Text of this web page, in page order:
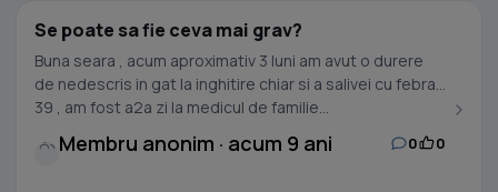
Se poate sa fie ceva mai grav?
Buna seara , acum aproximativ 3 luni am avut o durere
de nedescris in gat la inghitire chiar si a salivei cu febra
39 , am fost a2a zi la medicul de familie...
Membru anonim · acum 9 ani 0 0